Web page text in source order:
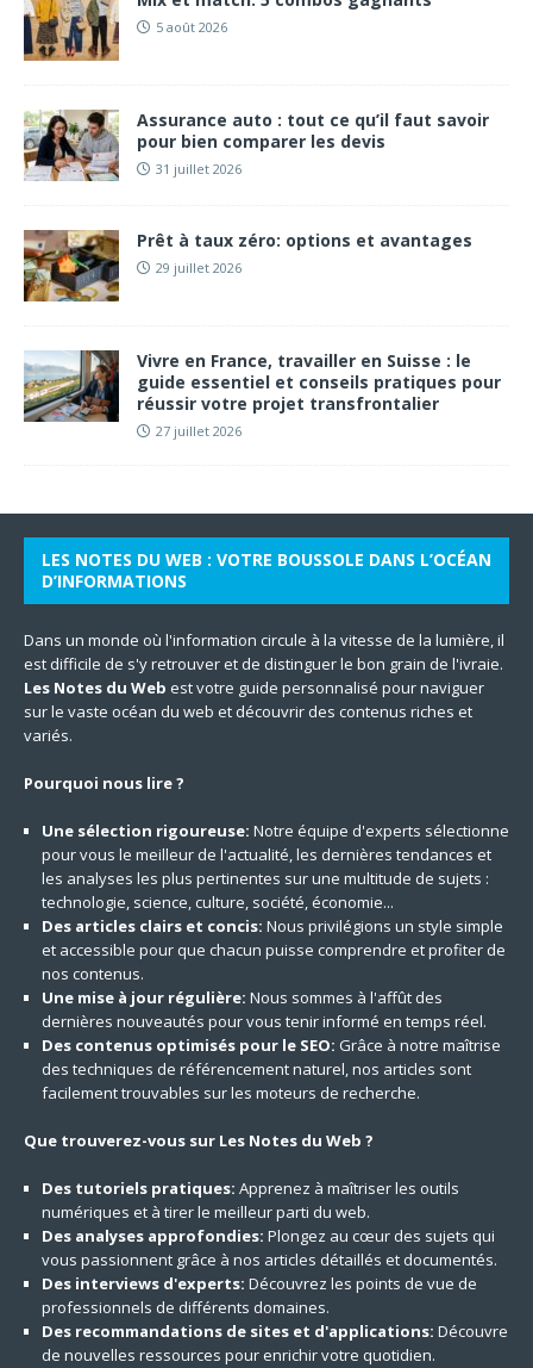
5 août 2026
Assurance auto : tout ce qu’il faut savoir
pour bien comparer les devis
31 juillet 2026
Prêt à taux zéro: options et avantages
29 juillet 2026
Vivre en France, travailler en Suisse : le
guide essentiel et conseils pratiques pour
réussir votre projet transfrontalier
27 juillet 2026
LES NOTES DU WEB : VOTRE BOUSSOLE DANS L’OCÉAN
D’INFORMATIONS
Dans un monde où l'information circule à la vitesse de la lumière, il
est difficile de s'y retrouver et de distinguer le bon grain de l'ivraie.
Les Notes du Web est votre guide personnalisé pour naviguer
sur le vaste océan du web et découvrir des contenus riches et
variés.
Pourquoi nous lire ?
Une sélection rigoureuse: Notre équipe d'experts sélectionne
pour vous le meilleur de l'actualité, les dernières tendances et
les analyses les plus pertinentes sur une multitude de sujets :
technologie, science, culture, société, économie...
Des articles clairs et concis: Nous privilégions un style simple
et accessible pour que chacun puisse comprendre et profiter de
nos contenus.
Une mise à jour régulière: Nous sommes à l'affût des
dernières nouveautés pour vous tenir informé en temps réel.
Des contenus optimisés pour le SEO: Grâce à notre maîtrise
des techniques de référencement naturel, nos articles sont
facilement trouvables sur les moteurs de recherche.
Que trouverez-vous sur Les Notes du Web ?
Des tutoriels pratiques: Apprenez à maîtriser les outils
numériques et à tirer le meilleur parti du web.
Des analyses approfondies: Plongez au cœur des sujets qui
vous passionnent grâce à nos articles détaillés et documentés.
Des interviews d'experts: Découvrez les points de vue de
professionnels de différents domaines.
Des recommandations de sites et d'applications: Découvre
de nouvelles ressources pour enrichir votre quotidien.